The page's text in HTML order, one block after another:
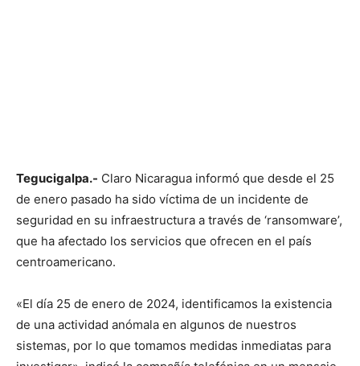
Tegucigalpa.- Claro Nicaragua informó que desde el 25
de enero pasado ha sido víctima de un incidente de
seguridad en su infraestructura a través de ‘ransomware’,
que ha afectado los servicios que ofrecen en el país
centroamericano.
«El día 25 de enero de 2024, identificamos la existencia
de una actividad anómala en algunos de nuestros
sistemas, por lo que tomamos medidas inmediatas para